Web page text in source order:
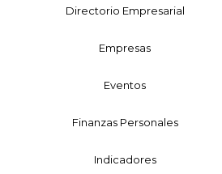
Directorio Empresarial
Empresas
Eventos
Finanzas Personales
Indicadores